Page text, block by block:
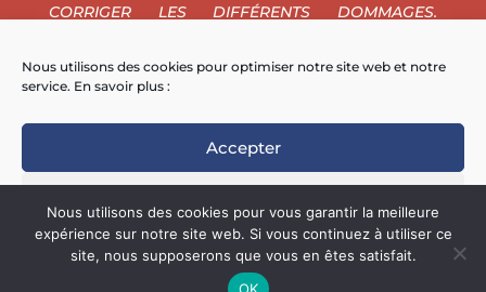
Nous utilisons des cookies pour optimiser notre site web et notre
service. En savoir plus :
Accepter
Préférences
CORRIGER LES DIFFÉRENTS DOMMAGES.
LA DALLE, L’ÉTANCHÉITÉ GORGÉE D’EAU, POSÉE
POURRA ENFIN ROUVRIR VERS NOËL, CINQ ANS
APRÈS SA FERMETURE.
YVES KIEHL, VILLE DE SARREGUEMINES
© Sorreba |Mentions Légales |Politique de
Nous utilisons des cookies pour vous garantir la meilleure
expérience sur notre site web. Si vous continuez à utiliser ce
site, nous supposerons que vous en êtes satisfait.
OK